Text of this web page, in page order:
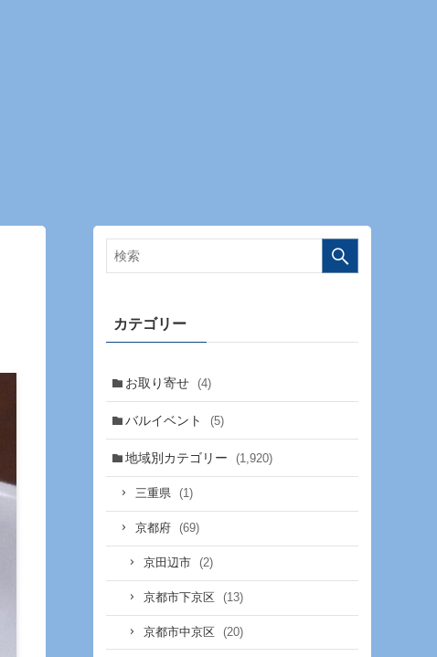
カテゴリー
お取り寄せ (4)
バルイベント (5)
地域別カテゴリー (1,920)
三重県 (1)
京都府 (69)
京田辺市 (2)
京都市下京区 (13)
京都市中京区 (20)